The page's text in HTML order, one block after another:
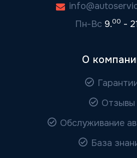
Пн-Вс 9.00 -
О
Отзывы
Обслуживание
База